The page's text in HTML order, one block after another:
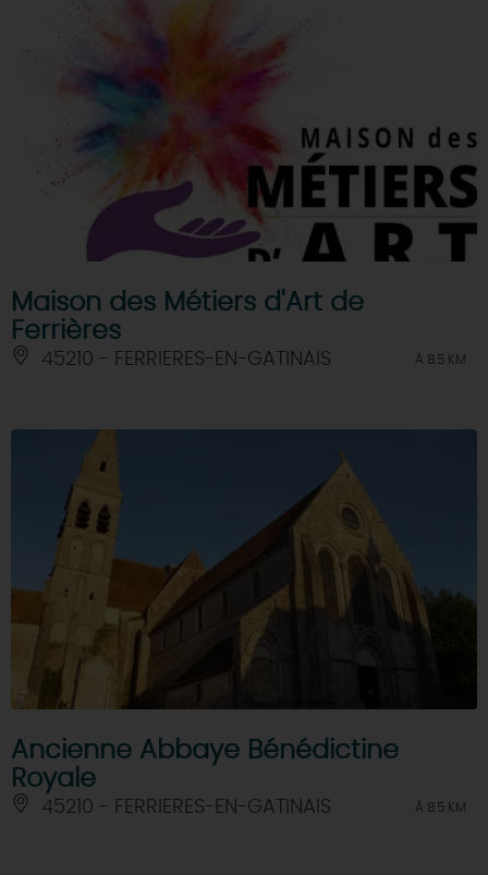
Maison des Métiers d'Art de
Ferrières
45210 - FERRIERES-EN-GATINAIS À 8.5 KM
Ancienne Abbaye Bénédictine
Royale
45210 - FERRIERES-EN-GATINAIS À 8.5 KM